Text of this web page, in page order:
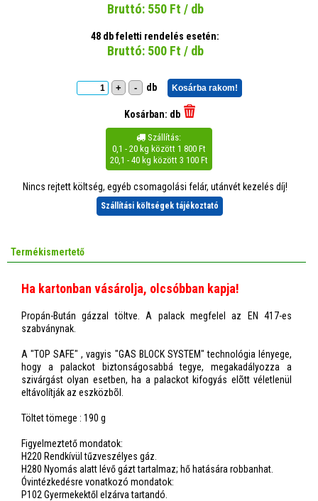
Bruttó: 550Ft / db
48 db feletti rendelés esetén:
Bruttó: 500Ft / db
+ - db Kosárba rakom!
Kosárban: db
 Szállítás:
0,1 - 20 kg között 1 800 Ft
20,1 - 40 kg között 3 100 Ft
Nincs rejtett költség, egyéb csomagolási felár, utánvét kezelés díj!
Szállítási költségek tájékoztató
Termékismertető
Ha kartonban vásárolja, olcsóbban kapja!
Propán-Bután gázzal töltve. A palack megfelel az EN 417-es
szabványnak.
A "TOP SAFE" , vagyis "GAS BLOCK SYSTEM" technológia lényege,
hogy a palackot biztonságosabbá tegye, megakadályozza a
szivárgást olyan esetben, ha a palackot kifogyás elõtt véletlenül
eltávolítják az eszközbõl.
Töltet tömege : 190 g
Figyelmeztető mondatok:
H220 Rendkívül tűzveszélyes gáz.
H280 Nyomás alatt lévő gázt tartalmaz; hő hatására robbanhat.
Óvintézkedésre vonatkozó mondatok:
P102 Gyermekektől elzárva tartandó.